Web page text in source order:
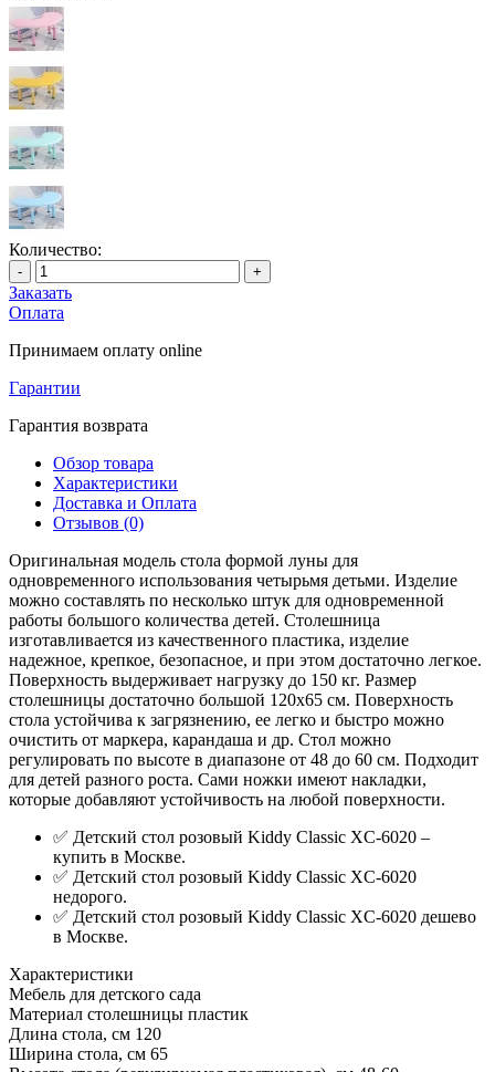
Количество:
- +
Заказать
Оплата
Принимаем оплату online
Гарантии
Гарантия возврата
Обзор товара
Характеристики
Доставка и Оплата
Отзывов (0)
Оригинальная модель стола формой луны для
одновременного использования четырьмя детьми. Изделие
можно составлять по несколько штук для одновременной
работы большого количества детей. Столешница
изготавливается из качественного пластика, изделие
надежное, крепкое, безопасное, и при этом достаточно легкое.
Поверхность выдерживает нагрузку до 150 кг. Размер
столешницы достаточно большой 120х65 см. Поверхность
стола устойчива к загрязнению, ее легко и быстро можно
очистить от маркера, карандаша и др. Стол можно
регулировать по высоте в диапазоне от 48 до 60 см. Подходит
для детей разного роста. Сами ножки имеют накладки,
которые добавляют устойчивость на любой поверхности.
✅ Детский стол розовый Kiddy Classic XC-6020 –
купить в Москве.
✅ Детский стол розовый Kiddy Classic XC-6020
недорого.
✅ Детский стол розовый Kiddy Classic XC-6020 дешево
в Москве.
Характеристики
Мебель для детского сада
Материал столешницы пластик
Длина стола, см 120
Ширина стола, см 65